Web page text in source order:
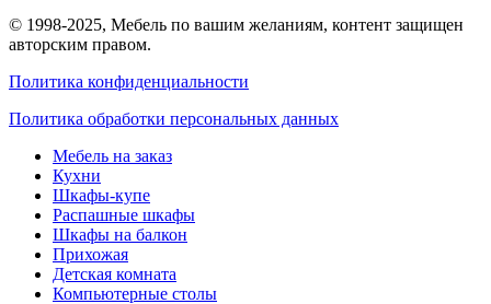
© 1998-2025, Мебель по вашим желаниям, контент защищен
авторским правом.
Политика конфиденциальности
Политика обработки персональных данных
Мебель на заказ
Кухни
Шкафы-купе
Распашные шкафы
Шкафы на балкон
Прихожая
Детская комната
Компьютерные столы